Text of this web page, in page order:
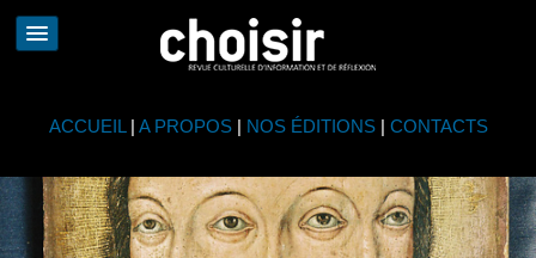
ACCUEIL | A PROPOS| NOS ÉDITIONS| CONTACTS